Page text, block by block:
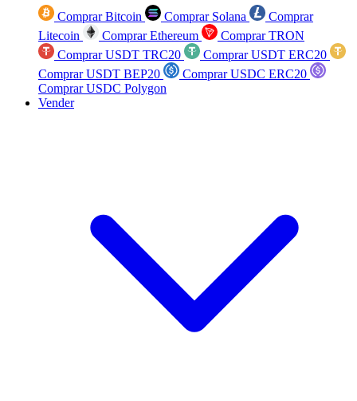
Comprar Bitcoin Comprar Solana
Comprar
Litecoin
Comprar Ethereum
Comprar TRON
Comprar USDT TRC20
Comprar USDT ERC20
Comprar USDT BEP20
Comprar USDC ERC20
Comprar USDC Polygon
Vender